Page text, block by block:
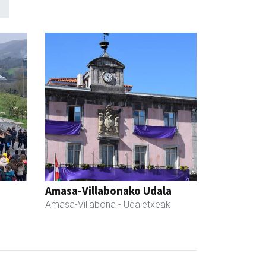
Amasa-Villabonako Udala
Amasa-Villabona - Udaletxeak